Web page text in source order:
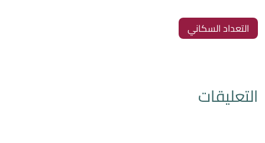
التعداد السكاني
التعليقات